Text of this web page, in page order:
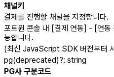
채널키
결제를 진행할 채널을 지정합니다.
포트원 콘솔 내 [결제 연동] - [연
능합니다.
(최신 JavaScript SDK 버전부터
pg(deprecated)?: string
PG사 구분코드